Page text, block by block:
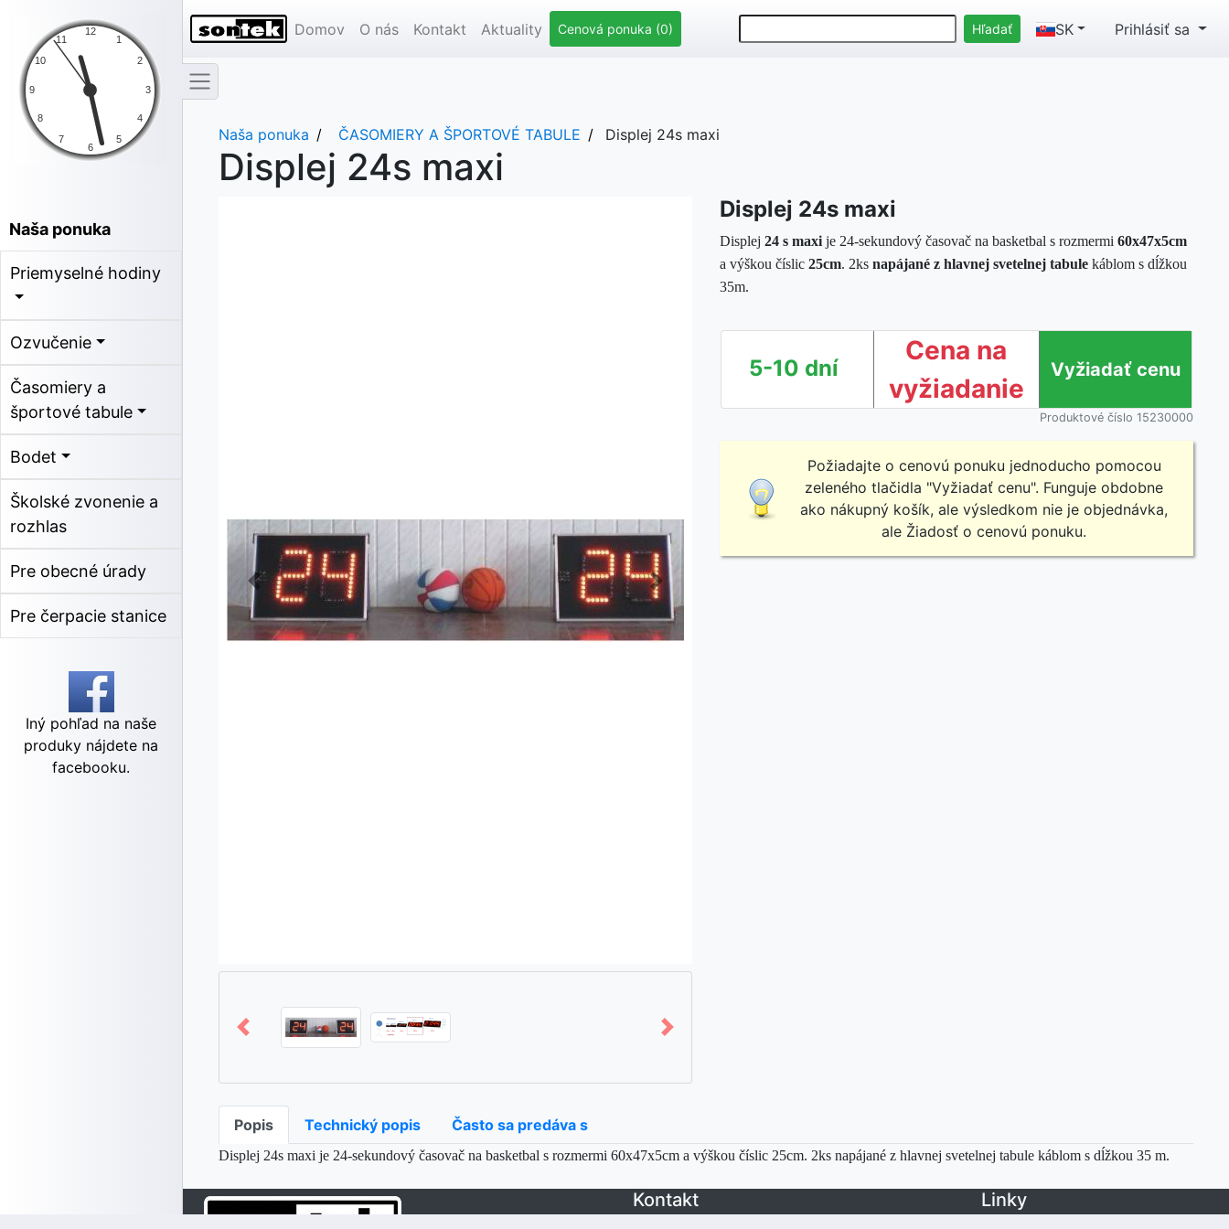
Naša ponuka
Priemyselné hodiny
Ozvučenie
Časomiery a
športové tabule
Bodet
Školské zvonenie a
rozhlas
Pre obecné úrady
Pre čerpacie stanice
Iný pohľad na naše
produky nájdete na
facebooku.
Domov O nás Kontakt Aktuality Cenová ponuka (0) SK Prihlásiť sa
Naša ponuka ČASOMIERY A ŠPORTOVÉ TABULE Displej 24s maxi
Displej 24s maxi
Displej 24s maxi
Displej 24 s maxi je 24-sekundový časovač na basketbal s rozmermi 60x47x5cm
a výškou číslic 25cm. 2ks napájané z hlavnej svetelnej tabule káblom s dĺžkou
35m.
5-10 dní
Cena na
vyžiadanie
Produktové číslo 15230000
Požiadajte o cenovú ponuku jednoducho pomocou
zeleného tlačidla "Vyžiadať cenu". Funguje obdobne
ako nákupný košík, ale výsledkom nie je objednávka,
ale Žiadosť o cenovú ponuku.
Popis Technický popis Často sa predáva s
Displej 24s maxi je 24-sekundový časovač na basketbal s rozmermi 60x47x5cm a výškou číslic 25cm. 2ks napájané z hlavnej svetelnej tabule káblom s dĺžkou 35 m.
Kontakt Linky